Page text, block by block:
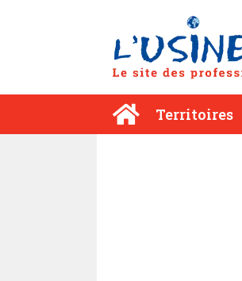
Territoires